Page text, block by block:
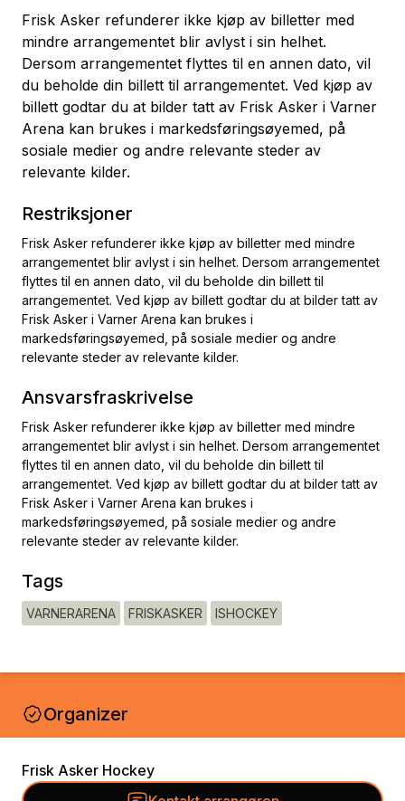
Frisk Asker refunderer ikke kjøp av billetter med
mindre arrangementet blir avlyst i sin helhet.
Dersom arrangementet flyttes til en annen dato, vil
du beholde din billett til arrangementet. Ved kjøp av
billett godtar du at bilder tatt av Frisk Asker i Varner
Arena kan brukes i markedsføringsøyemed, på
sosiale medier og andre relevante steder av
relevante kilder.
Restriksjoner
Frisk Asker refunderer ikke kjøp av billetter med mindre
arrangementet blir avlyst i sin helhet. Dersom arrangementet
flyttes til en annen dato, vil du beholde din billett til
arrangementet. Ved kjøp av billett godtar du at bilder tatt av
Frisk Asker i Varner Arena kan brukes i
markedsføringsøyemed, på sosiale medier og andre
relevante steder av relevante kilder.
Ansvarsfraskrivelse
Frisk Asker refunderer ikke kjøp av billetter med mindre
arrangementet blir avlyst i sin helhet. Dersom arrangementet
flyttes til en annen dato, vil du beholde din billett til
arrangementet. Ved kjøp av billett godtar du at bilder tatt av
Frisk Asker i Varner Arena kan brukes i
markedsføringsøyemed, på sosiale medier og andre
relevante steder av relevante kilder.
Tags
VARNERARENA FRISKASKER ISHOCKEY
Organizer
Frisk Asker Hockey